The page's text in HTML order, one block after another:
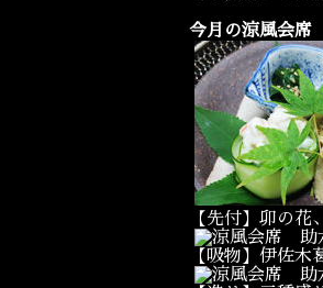
今月の涼風会席
【先付】卯の
【吸物】伊佐